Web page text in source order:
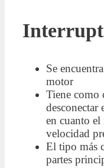
Se
motor
Tiene como
desconectar
en cuanto el
velocidad
El tipo más
partes